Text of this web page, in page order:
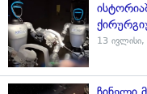
13